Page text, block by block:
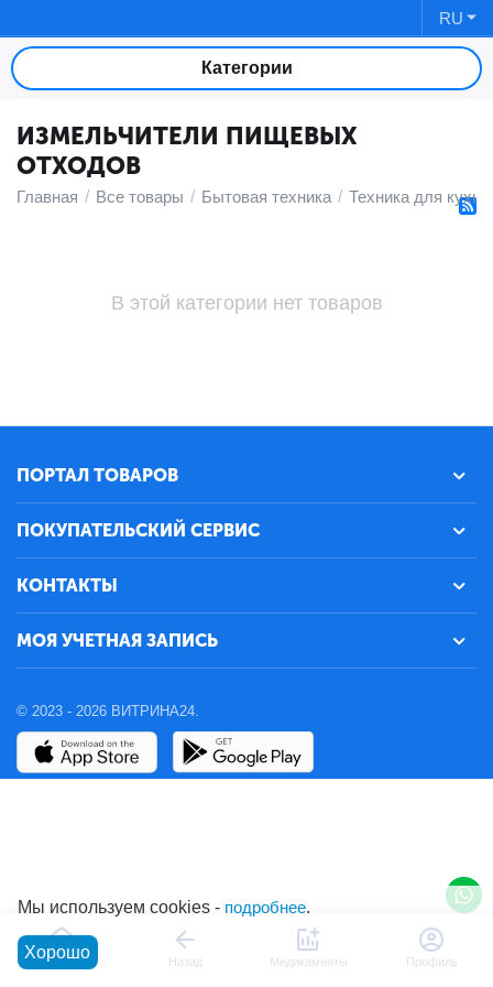
RU
Категории
ИЗМЕЛЬЧИТЕЛИ ПИЩЕВЫХ
ОТХОДОВ
Главная / Все товары / Бытовая техника / Техника для кухни
В этой категории нет товаров
ПОРТАЛ ТОВАРОВ
ПОКУПАТЕЛЬСКИЙ СЕРВИС
КОНТАКТЫ
МОЯ УЧЕТНАЯ ЗАПИСЬ
© 2023 - 2026 ВИТРИНА24.
Главная Назад Медикаменты Профиль
Мы используем cookies - подробнее.
Хорошо